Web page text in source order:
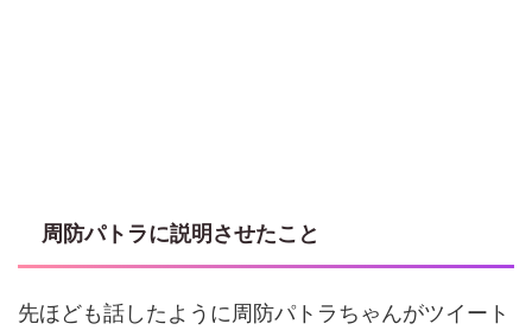
周防パトラに説明させたこと
先ほども話したように周防パトラちゃんがツイート